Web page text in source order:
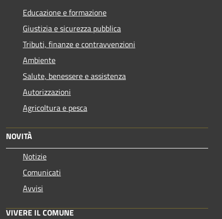
Educazione e formazione
Giustizia e sicurezza pubblica
Tributi, finanze e contravvenzioni
Ambiente
Salute, benessere e assistenza
Autorizzazioni
Agricoltura e pesca
NOVITÀ
Notizie
Comunicati
Avvisi
VIVERE IL COMUNE